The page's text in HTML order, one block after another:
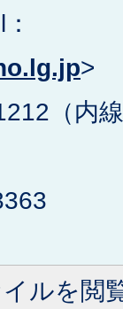
>
（内
ルを閲